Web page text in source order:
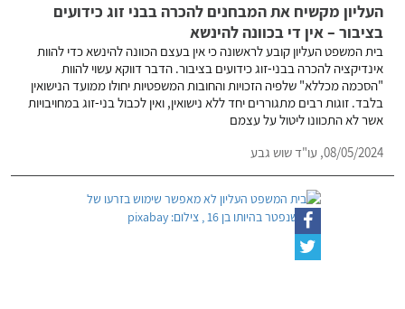
העליון מקשיח את המבחנים להכרה בבני זוג כידועים
בציבור – אין די בכוונה להינשא
בית המשפט העליון קובע לראשונה כי אין בעצם הכוונה להינשא כדי להוות
אינדיקציה להכרה בבני-זוג כידועים בציבור. הדבר דווקא עשוי להוות
"הסכמה מכללא" שלפיה הזכויות והחובות המשפטיות יחולו ממועד הנישואין
בלבד. זוגות רבים מתגוררים יחד ללא נישואין, ואין לכבול בני-זוג במחויבויות
אשר לא התכוונו ליטול על עצמם
08/05/2024, עו"ד שוש גבע